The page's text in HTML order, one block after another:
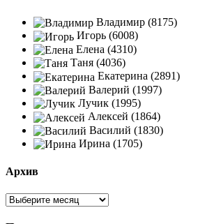
Владимир (8175)
Игорь (6008)
Елена (4310)
Таня (4036)
Екатерина (2891)
Валерий (1997)
Лучик (1995)
Алексей (1864)
Василий (1830)
Ирина (1705)
Архив